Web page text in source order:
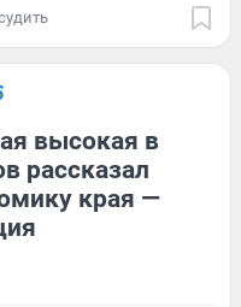
высокая в
рассказал
края —